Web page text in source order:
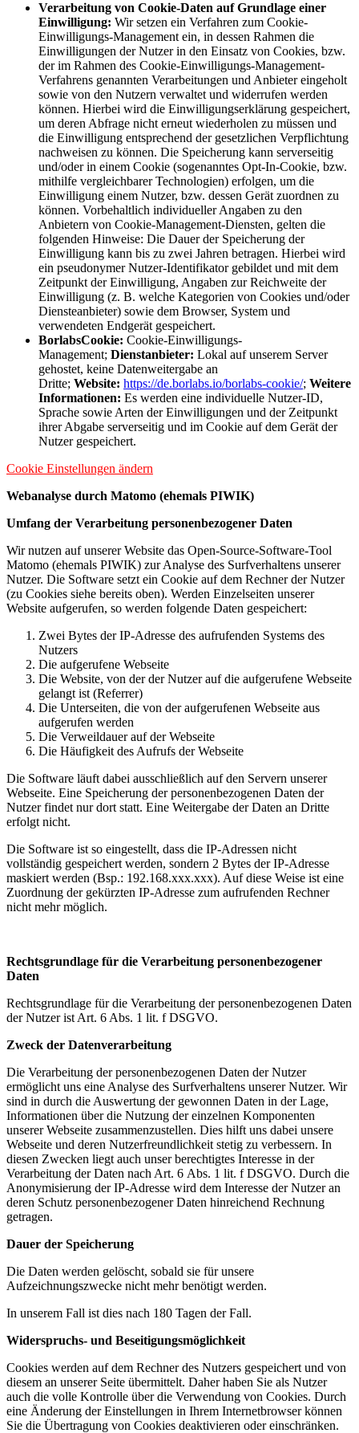
Verarbeitung von Cookie-Daten auf Grundlage einer
Einwilligung: Wir setzen ein Verfahren zum Cookie-
Einwilligungs-Management ein, in dessen Rahmen die
Einwilligungen der Nutzer in den Einsatz von Cookies, bzw.
der im Rahmen des Cookie-Einwilligungs-Management-
Verfahrens genannten Verarbeitungen und Anbieter eingeholt
sowie von den Nutzern verwaltet und widerrufen werden
können. Hierbei wird die Einwilligungserklärung gespeichert,
um deren Abfrage nicht erneut wiederholen zu müssen und
die Einwilligung entsprechend der gesetzlichen Verpflichtung
nachweisen zu können. Die Speicherung kann serverseitig
und/oder in einem Cookie (sogenanntes Opt-In-Cookie, bzw.
mithilfe vergleichbarer Technologien) erfolgen, um die
Einwilligung einem Nutzer, bzw. dessen Gerät zuordnen zu
können. Vorbehaltlich individueller Angaben zu den
Anbietern von Cookie-Management-Diensten, gelten die
folgenden Hinweise: Die Dauer der Speicherung der
Einwilligung kann bis zu zwei Jahren betragen. Hierbei wird
ein pseudonymer Nutzer-Identifikator gebildet und mit dem
Zeitpunkt der Einwilligung, Angaben zur Reichweite der
Einwilligung (z. B. welche Kategorien von Cookies und/oder
Diensteanbieter) sowie dem Browser, System und
verwendeten Endgerät gespeichert.
BorlabsCookie: Cookie-Einwilligungs-
Management; Dienstanbieter: Lokal auf unserem Server
gehostet, keine Datenweitergabe an
Dritte; Website: https://de.borlabs.io/borlabs-cookie/; Weitere
Informationen: Es werden eine individuelle Nutzer-ID,
Sprache sowie Arten der Einwilligungen und der Zeitpunkt
ihrer Abgabe serverseitig und im Cookie auf dem Gerät der
Nutzer gespeichert.
Cookie Einstellungen ändern
Webanalyse durch Matomo (ehemals PIWIK)
Umfang der Verarbeitung personenbezogener Daten
Wir nutzen auf unserer Website das Open-Source-Software-Tool
Matomo (ehemals PIWIK) zur Analyse des Surfverhaltens unserer
Nutzer. Die Software setzt ein Cookie auf dem Rechner der Nutzer
(zu Cookies siehe bereits oben). Werden Einzelseiten unserer
Website aufgerufen, so werden folgende Daten gespeichert:
Zwei Bytes der IP-Adresse des aufrufenden Systems des
Nutzers
Die aufgerufene Webseite
Die Website, von der der Nutzer auf die aufgerufene Webseite
gelangt ist (Referrer)
Die Unterseiten, die von der aufgerufenen Webseite aus
aufgerufen werden
Die Verweildauer auf der Webseite
Die Häufigkeit des Aufrufs der Webseite
Die Software läuft dabei ausschließlich auf den Servern unserer
Webseite. Eine Speicherung der personenbezogenen Daten der
Nutzer findet nur dort statt. Eine Weitergabe der Daten an Dritte
erfolgt nicht.
Die Software ist so eingestellt, dass die IP-Adressen nicht
vollständig gespeichert werden, sondern 2 Bytes der IP-Adresse
maskiert werden (Bsp.: 192.168.xxx.xxx). Auf diese Weise ist eine
Zuordnung der gekürzten IP-Adresse zum aufrufenden Rechner
nicht mehr möglich.
Rechtsgrundlage für die Verarbeitung personenbezogener
Daten
Rechtsgrundlage für die Verarbeitung der personenbezogenen Daten
der Nutzer ist Art. 6 Abs. 1 lit. f DSGVO.
Zweck der Datenverarbeitung
Die Verarbeitung der personenbezogenen Daten der Nutzer
ermöglicht uns eine Analyse des Surfverhaltens unserer Nutzer. Wir
sind in durch die Auswertung der gewonnen Daten in der Lage,
Informationen über die Nutzung der einzelnen Komponenten
unserer Webseite zusammenzustellen. Dies hilft uns dabei unsere
Webseite und deren Nutzerfreundlichkeit stetig zu verbessern. In
diesen Zwecken liegt auch unser berechtigtes Interesse in der
Verarbeitung der Daten nach Art. 6 Abs. 1 lit. f DSGVO. Durch die
Anonymisierung der IP-Adresse wird dem Interesse der Nutzer an
deren Schutz personenbezogener Daten hinreichend Rechnung
getragen.
Dauer der Speicherung
Die Daten werden gelöscht, sobald sie für unsere
Aufzeichnungszwecke nicht mehr benötigt werden.
In unserem Fall ist dies nach 180 Tagen der Fall.
Widerspruchs- und Beseitigungsmöglichkeit
Cookies werden auf dem Rechner des Nutzers gespeichert und von
diesem an unserer Seite übermittelt. Daher haben Sie als Nutzer
auch die volle Kontrolle über die Verwendung von Cookies. Durch
eine Änderung der Einstellungen in Ihrem Internetbrowser können
Sie die Übertragung von Cookies deaktivieren oder einschränken.